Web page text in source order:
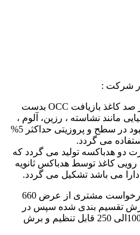
شرکت :
کاغذ لاینر: کاغذی است از صد در صد کاغذ بازیافت OCC بدست
مانند نشاسته ، رزین، آلوم ،
AKD و غیره می باشد و برای بهبود در سطح و پروزیتی حداکثر 5%
می گردد.
دو هدباکسه تولید می گردد که
رویی کاغذ توسط هدباکس ثانویه
دارا می باشد تشکیل می گردد.
سایز رولهای تولیدی با توجه به درخواست مشتری از عرض 660
تقسیم بندی شده سپس در
وایندر قیچی میگردد که از سایز 100الی 250 قابل تنظیم و برش